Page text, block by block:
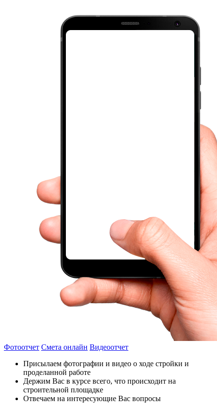
Фотоотчет Смета онлайн Видеоотчет
Присылаем фотографии и видео о ходе стройки и
проделанной работе
Держим Вас в курсе всего, что происходит на
строительной площадке
Отвечаем на интересующие Вас вопросы